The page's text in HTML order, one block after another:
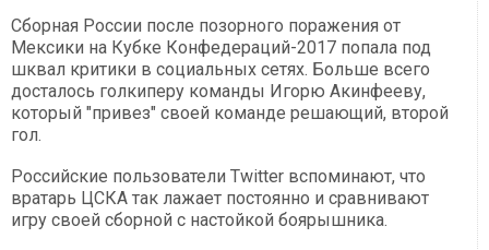
Сборная России после позорного поражения от
Мексики на Кубке Конфедераций-2017 попала под
шквал критики в социальных сетях. Больше всего
досталось голкиперу команды Игорю Акинфееву,
который "привез" своей команде решающий, второй
гол.
Российские пользователи Twitter вспоминают, что
вратарь ЦСКА так лажает постоянно и сравнивают
игру своей сборной с настойкой боярышника.